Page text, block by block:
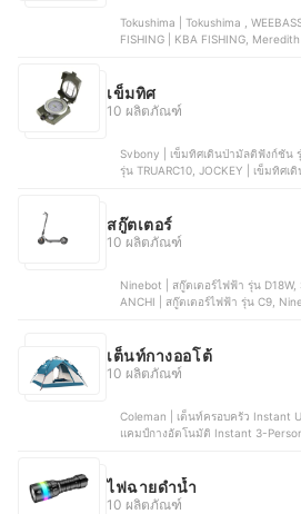
Tokushima | Tokushima , WEEBASS | WEEBASS PK 3007-YM, KBA
เข็มทิศ
10 ผลิตภัณฑ์
Svbony | เข็มทิศเดินป่ามัลติฟังก์ชัน
รุ่น TRUARC10, JOCKEY | เข็มทิศ
สกู๊ตเตอร์
10 ผลิตภัณฑ์
Ninebot | สกู๊ตเตอร์ไฟฟ้า รุ่น D18W, SEALUP | สกู๊ตเตอร์ไฟฟ้า รุ่น Q7,
ANCHI | สกู๊ตเตอร์ไฟฟ้า รุ่น C9, Ninebot | สกู๊ตเตอร์ไฟฟ้า รุ่น MAX G2,
เต็นท์กางออโต้
10 ผลิตภัณฑ์
Coleman | เต็นท์ครอบครัว Instant Up Pro 4P, Decathlon | เต็นท์ตั้ง
แคมป์กางอัตโนมัติ Instant 3-Person
ไฟฉายดำน้ำ
10 ผลิตภัณฑ์